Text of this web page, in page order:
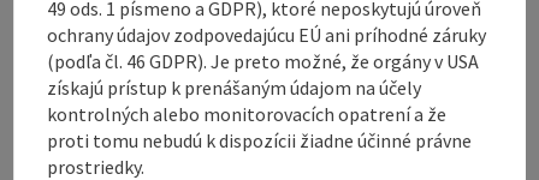
Contact
Opening hours
49 ods. 1 písmeno a GDPR), ktoré neposkytujú úroveň
ochrany údajov zodpovedajúcu EÚ ani príhodné záruky
(podľa čl. 46 GDPR). Je preto možné, že orgány v USA
získajú prístup k prenášaným údajom na účely
kontrolných alebo monitorovacích opatrení a že
proti tomu nebudú k dispozícii žiadne účinné právne
prostriedky.